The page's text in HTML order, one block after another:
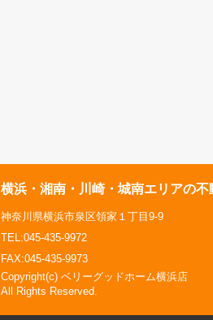
横浜・湘南・川崎・城南エリアの
神奈川県横浜市泉区領家１丁目9-9
TEL:045-435-9972
FAX:045-435-9973
Copyright(c) ベリーグッドホーム横浜店
All Rights Reserved.